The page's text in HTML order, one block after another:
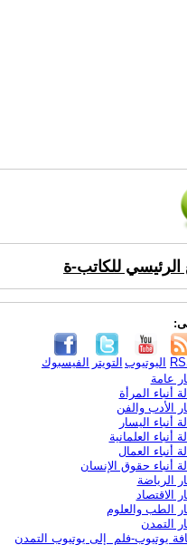
الرئيسي للكاتب-ة
الفيسبوك التويتر اليوتيوب
عامة
أنباء المرأة
الأدب والفن
أنباء اليسار
أنباء العلمانية
أنباء العمال
أنباء حقوق الإنسان
الرياضة
الاقتصاد
الطب والعلوم
التمدن
يوتيوب-فلم إلى يوتيوب التمدن